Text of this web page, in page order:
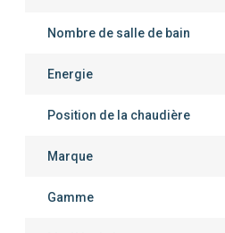
Nombre de salle de bain
Energie
Position de la chaudière
Marque
Gamme